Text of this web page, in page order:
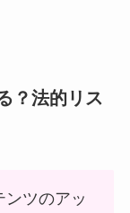
？法的リス
ツのアッ